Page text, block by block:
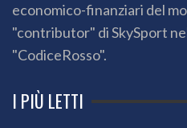
economico-finanziari del
"contributor" di SkySport
"CodiceRosso".
I PIÙ LETTI